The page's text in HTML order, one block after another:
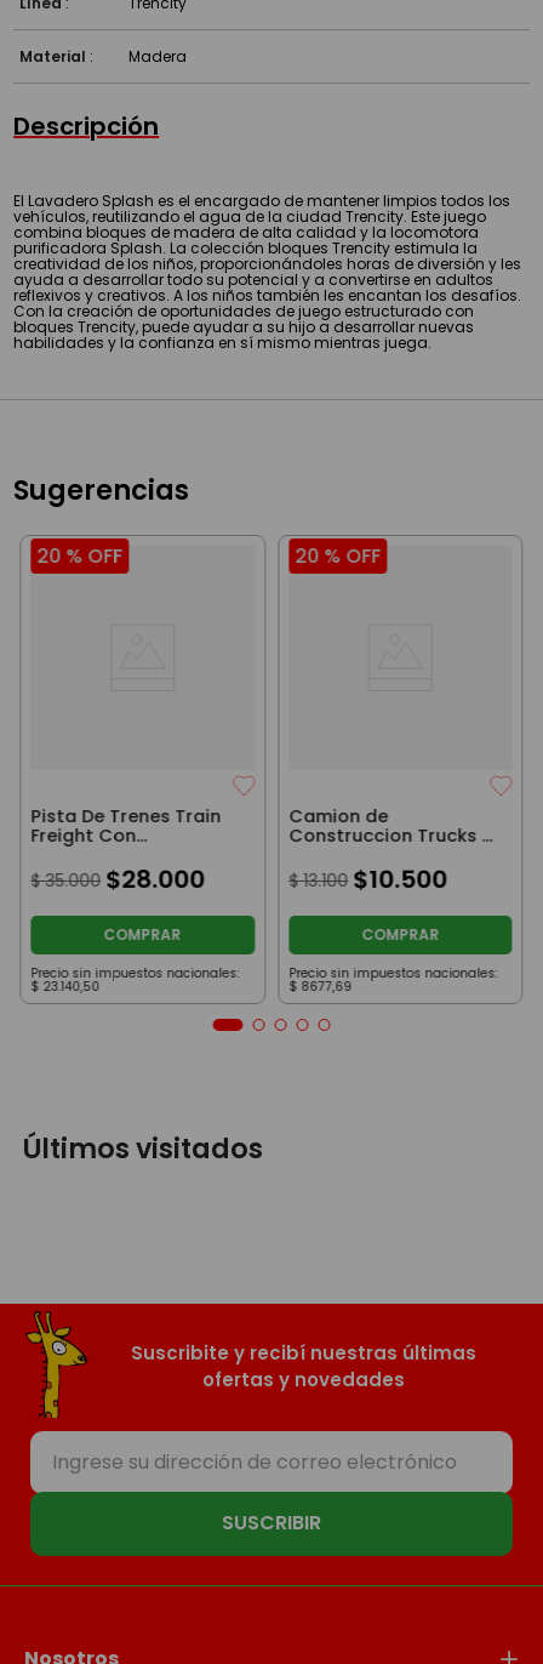
Material : Madera
Descripción
El Lavadero Splash es el encargado de mantener limpios todos los
vehículos, reutilizando el agua de la ciudad Trencity. Este juego
combina bloques de madera de alta calidad y la locomotora
purificadora Splash. La colección bloques Trencity estimula la
creatividad de los niños, proporcionándoles horas de diversión y les
ayuda a desarrollar todo su potencial y a convertirse en adultos
reflexivos y creativos. A los niños también les encantan los desafíos.
Con la creación de oportunidades de juego estructurado con
bloques Trencity, puede ayudar a su hijo a desarrollar nuevas
habilidades y la confianza en sí mismo mientras juega.
Sugerencias
20 % OFF
Pista De Trenes Train
Freight Con
$ 35.000 $28.000
COMPRAR
Precio sin impuestos nacionales:
$ 23.140,50
20 % OFF
Camion de
Construccion Trucks &
Destornillador Amarillo
Mod 4
$ 13.100 $10.500
COMPRAR
Precio sin impuestos nacionales:
$ 8677,69
Últimos visitados
Suscribite y recibí nuestras últimas
ofertas y novedades
SUSCRIBIR
Nosotros